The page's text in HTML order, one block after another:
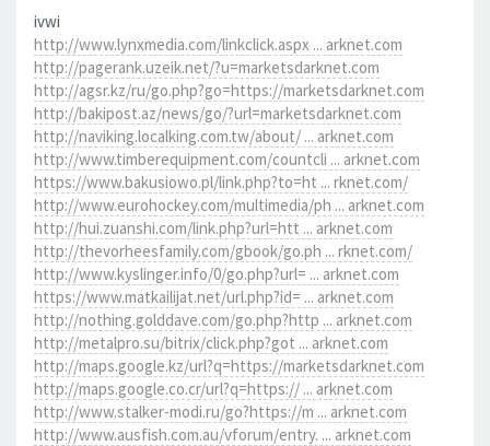
ivwi
http://www.lynxmedia.com/linkclick.aspx ... arknet.com
http://pagerank.uzeik.net/?u=marketsdarknet.com
http://agsr.kz/ru/go.php?go=https://marketsdarknet.com
http://bakipost.az/news/go/?url=marketsdarknet.com
http://naviking.localking.com.tw/about/ ... arknet.com
http://www.timberequipment.com/countcli ... arknet.com
https://www.bakusiowo.pl/link.php?to=ht ... rknet.com/
http://www.eurohockey.com/multimedia/ph ... arknet.com
http://hui.zuanshi.com/link.php?url=htt ... arknet.com
http://thevorheesfamily.com/gbook/go.ph ... rknet.com/
http://www.kyslinger.info/0/go.php?url= ... arknet.com
https://www.matkailijat.net/url.php?id= ... arknet.com
http://nothing.golddave.com/go.php?http ... arknet.com
http://metalpro.su/bitrix/click.php?got ... arknet.com
http://maps.google.kz/url?q=https://marketsdarknet.com
http://maps.google.co.cr/url?q=https:// ... arknet.com
http://www.stalker-modi.ru/go?https://m ... arknet.com
http://www.ausfish.com.au/vforum/entry. ... arknet.com